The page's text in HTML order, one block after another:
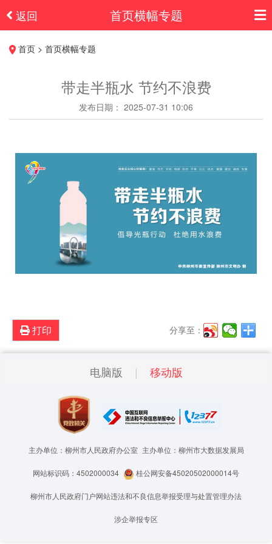
返回 首页横幅专题
首页 > 首页横幅专题
带走半瓶水 节约不浪费
发布日期： 2025-07-31 10:06
打印 分享至：
电脑版 移动版
主办单位：柳州市人民政府办公室 主办单位：柳州市大数据发展局
网站标识码：4502000034 桂公网安备45020502000014号
柳州市人民政府门户网站违法和不良信息举报受理与处置管理办法
涉企举报专区